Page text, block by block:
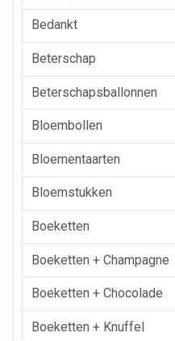
Bedankt
Beterschap
Beterschapsballonnen
Bloembollen
Bloementaarten
Bloemstukken
Boeketten
Boeketten + Champagne
Boeketten + Chocolade
Boeketten + Knuffel